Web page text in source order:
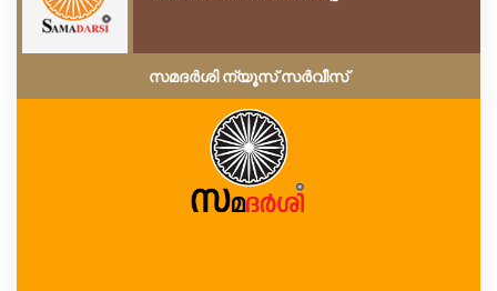
സമദർശി ന്യൂസ് സർവീസ്